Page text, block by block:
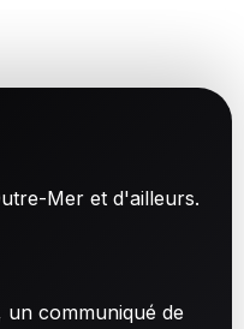
Mer et d'ailleurs.
communiqué de